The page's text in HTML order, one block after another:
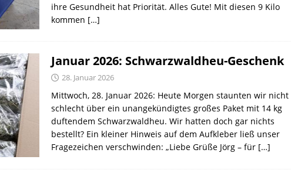
ihre Gesundheit hat Priorität. Alles Gute! Mit diesen 9 Kilo
kommen […]
Januar 2026: Schwarzwaldheu-Geschenk
28. Januar 2026
Mittwoch, 28. Januar 2026: Heute Morgen staunten wir nicht
schlecht über ein unangekündigtes großes Paket mit 14 kg
duftendem Schwarzwaldheu. Wir hatten doch gar nichts
bestellt? Ein kleiner Hinweis auf dem Aufkleber ließ unser
Fragezeichen verschwinden: „Liebe Grüße Jörg – für […]